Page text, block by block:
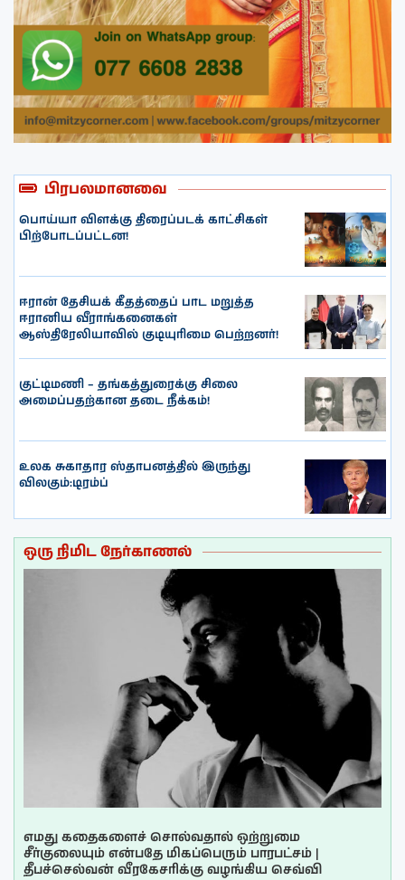
பிரபலமானவை
பொய்யா விளக்கு திரைப்படக் காட்சிகள்
பிற்போடப்பட்டன!
ஈரான் தேசியக் கீதத்தைப் பாட மறுத்த
ஈரானிய வீராங்கனைகள்
ஆஸ்திரேலியாவில் குடியுரிமை பெற்றனர்!
குட்டிமணி – தங்கத்துரைக்கு சிலை
அமைப்பதற்கான தடை நீக்கம்!
உலக சுகாதார ஸ்தாபனத்தில் இருந்து
விலகும்:டிரம்ப்
ஒரு நிமிட நேர்காணல்
எமது கதைகளைச் சொல்வதால் ஒற்றுமை
சீர்குலையும் என்பதே மிகப்பெரும் பாரபட்சம் |
தீபச்செல்வன் வீரகேசரிக்கு வழங்கிய செவ்வி